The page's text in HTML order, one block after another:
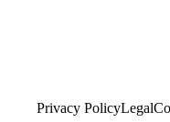
Privacy PolicyLegal